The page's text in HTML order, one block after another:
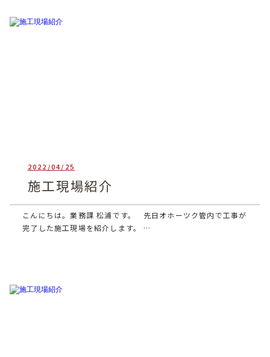
2022/04/25
施工現場紹介
こんにちは。業務課 松浦です。 先日オホーツク管内で工事が
完了した施工現場を紹介します。 …